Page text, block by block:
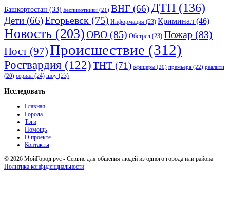
Башкортостан (33) Беспилотники (21) ВНГ (66) ДТП (136)
Дети (66)Егорьевск (75) Информация (23) Криминал (46)
Новость (203)ОВО (85) Обстрел (23) Пожар (83)
Пост (97)Происшествие (312)
Росгвардия (122)ТНТ (71) офицеры (20) премьера (22) реалити
(20) сериал (24) шоу (23)
Исследовать
Главная
Города
Тэги
Помощь
О проекте
Контакты
© 2026 МойГород.рус - Cервис для общения людей из одного города или района
Политика конфиденциальности